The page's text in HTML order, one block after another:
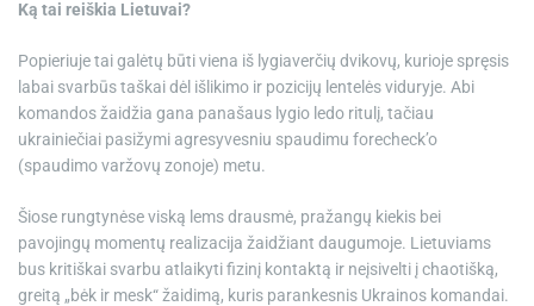
Ką tai reiškia Lietuvai?
Popieriuje tai galėtų būti viena iš lygiaverčių dvikovų, kurioje spręsis
labai svarbūs taškai dėl išlikimo ir pozicijų lentelės viduryje. Abi
komandos žaidžia gana panašaus lygio ledo ritulį, tačiau
ukrainiečiai pasižymi agresyvesniu spaudimu forecheck’o
(spaudimo varžovų zonoje) metu.
Šiose rungtynėse viską lems drausmė, pražangų kiekis bei
pavojingų momentų realizacija žaidžiant daugumoje. Lietuviams
bus kritiškai svarbu atlaikyti fizinį kontaktą ir neįsivelti į chaotišką,
greitą „bėk ir mesk“ žaidimą, kuris parankesnis Ukrainos komandai.